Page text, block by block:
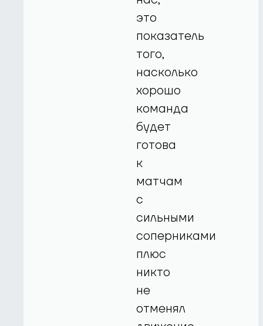
это
показатель
того,
насколько
хорошо
команда
будет
готова
к
матчам
с
сильными
соперниками
плюс
никто
не
отменял